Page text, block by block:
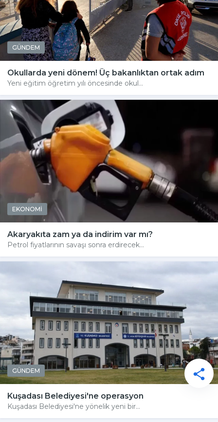
GÜNDEM
Okullarda yeni dönem! Üç bakanlıktan ortak adım
Yeni eğitim öğretim yılı öncesinde okul...
EKONOMİ
Akaryakıta zam ya da indirim var mı?
Petrol fiyatlarının savaşı sonra erdirecek...
GÜNDEM
Kuşadası Belediyesi'ne operasyon
Kuşadası Belediyesi'ne yönelik yeni bir...